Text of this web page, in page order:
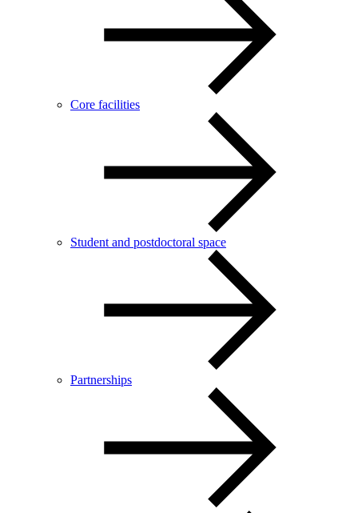
Core facilities
Student and postdoctoral space
Partnerships